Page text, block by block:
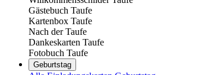
Gästebuch Taufe
Kartenbox Taufe
Nach der Taufe
Dankeskarten Taufe
Fotobuch Taufe
Geburtstag